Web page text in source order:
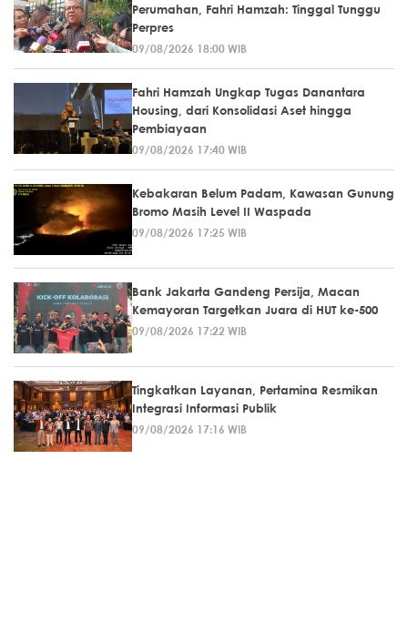
Perumahan, Fahri Hamzah: Tinggal Tunggu
Perpres
09/08/2026 18:00 WIB
Fahri Hamzah Ungkap Tugas Danantara
Housing, dari Konsolidasi Aset hingga
Pembiayaan
09/08/2026 17:40 WIB
Kebakaran Belum Padam, Kawasan Gunung
Bromo Masih Level II Waspada
09/08/2026 17:25 WIB
Bank Jakarta Gandeng Persija, Macan
Kemayoran Targetkan Juara di HUT ke-500
09/08/2026 17:22 WIB
Tingkatkan Layanan, Pertamina Resmikan
Integrasi Informasi Publik
09/08/2026 17:16 WIB